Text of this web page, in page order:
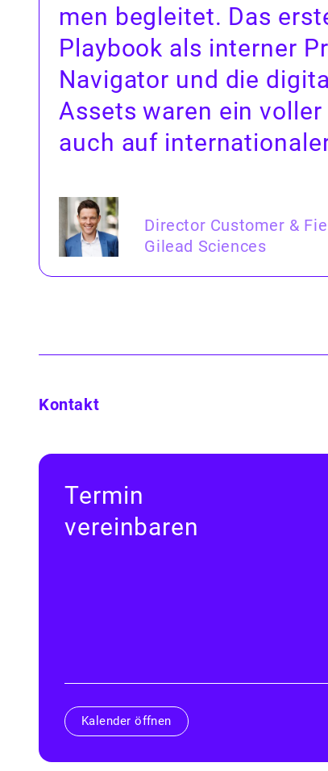
men begleit­et. Das
Play­book als intern­er
Nav­i­ga­tor und die
Assets waren ein
auch auf
Director Customer &
Gilead Sciences
Kontakt
Termin
vereinbaren
Kalender öffnen